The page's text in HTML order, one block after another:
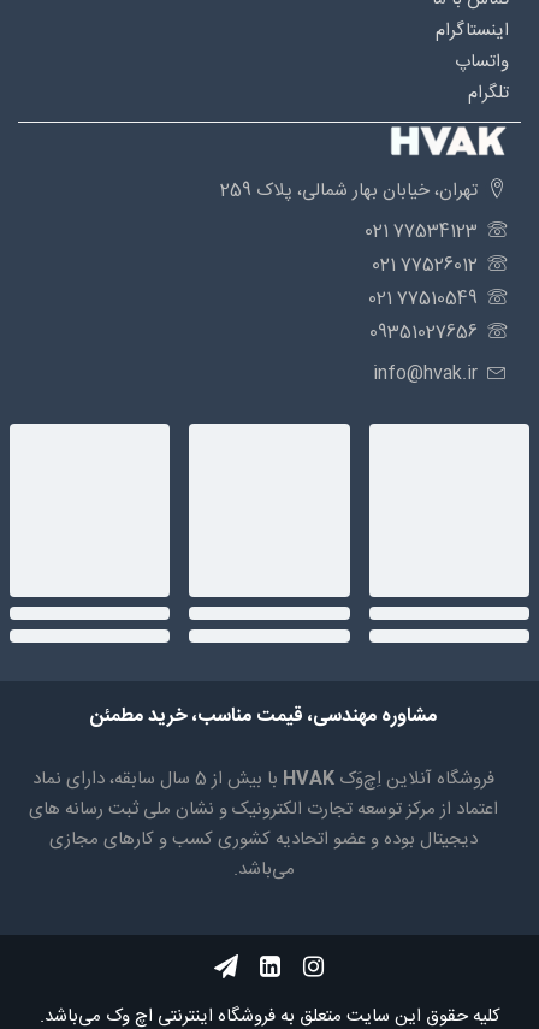
اینستاگرام
واتساپ
تلگرام
تهران، خیابان بهار شمالی، پلاک 259
77534123 021
77526012 021
77510549 021
09351027656
info@hvak.ir
مشاوره مهندسی، قیمت مناسب، خرید مطمئن
فروشگاه آنلاین اِچ‌وَک HVAK
با بیش از 5 سال سابقه، دارای نماد
اعتماد از مرکز توسعه تجارت الکترونیک و نشان ملی ثبت رسانه های
دیجیتال بوده و عضو اتحادیه کشوری کسب و کارهای مجازی
می‌باشد.
کلیه حقوق اين سايت متعلق به فروشگاه اینترنتی اچ وک می‌باشد.